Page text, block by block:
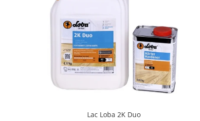
Lac Loba 2K Duo